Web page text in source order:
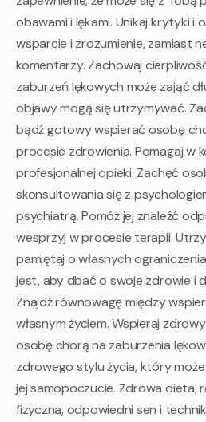
obawami i lękami. Unikaj krytyki i
wsparcie i zrozumienie, zamiast
komentarzy. Zachowaj
zaburzeń lękowych może zająć
objawy mogą się utrzymywać.
bądź gotowy wspierać osobę
procesie zdrowienia. Pomagaj w
profesjonalnej opieki. Zachęć
skonsultowania się z
psychiatrą. Pomóż jej znaleźć
wesprzyj w procesie terapii.
pamiętaj o własnych
jest, aby dbać o swoje zdrowie i
Znajdź równowagę między
własnym życiem. Wspieraj
osobę chorą na zaburzenia
zdrowego stylu życia, który
jej samopoczucie. Zdrowa dieta,
fizyczna, odpowiedni sen i